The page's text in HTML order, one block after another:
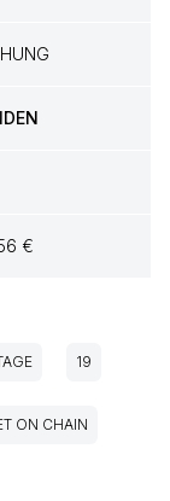
€
19
ON CHAIN